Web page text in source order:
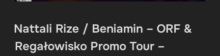
Nattali Rize / Beniamin – ORF &
Regałowisko Promo Tour –